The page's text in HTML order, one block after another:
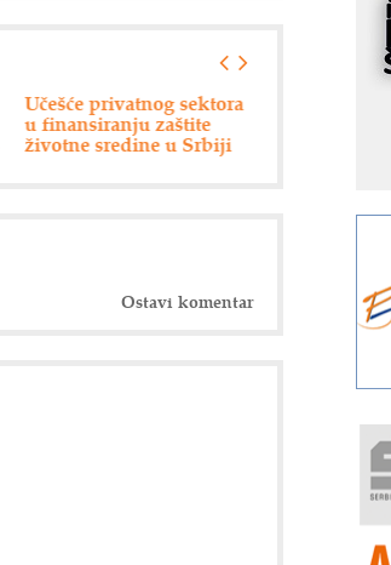
Nemački "Eberspacher"
održao dan dobavljača
Ostavi komentar